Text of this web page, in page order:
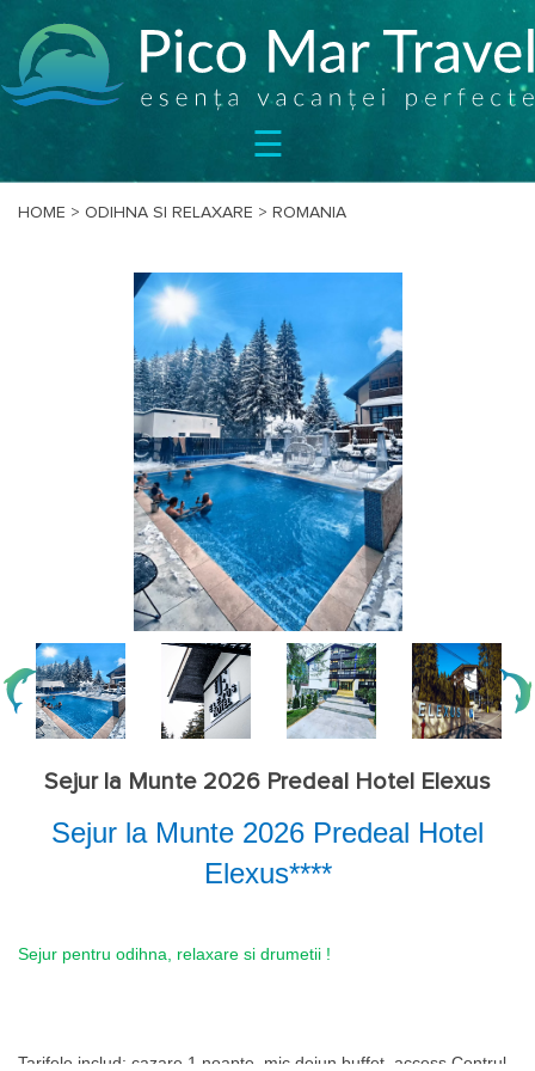
☰
SEJURURI
BILETE
HOME > ODIHNA SI RELAXARE > ROMANIA
Sejur la Munte 2026 Predeal Hotel Elexus
Sejur la Munte 2026 Predeal Hotel
Elexus****
Sejur pentru odihna, relaxare si drumetii !
Tarifele includ: cazare 1 noapte, mic dejun buffet, access Centrul